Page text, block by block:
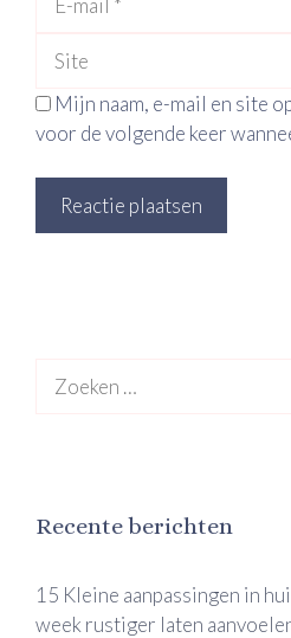
Mijn naam, e-mail en site
voor de volgende keer
naar:
Recente berichten
15 Kleine aanpassingen in
week rustiger laten